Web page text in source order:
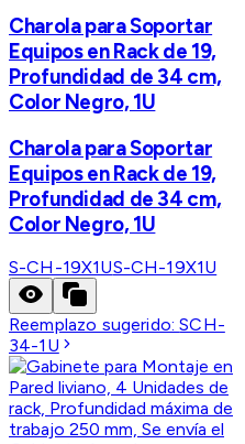
Charola para Soportar
Equipos en Rack de 19,
Profundidad de 34 cm,
Color Negro, 1U
Charola para Soportar
Equipos en Rack de 19,
Profundidad de 34 cm,
Color Negro, 1U
S-CH-19X1US-CH-19X1U
Reemplazo sugerido:SCH-
34-1U